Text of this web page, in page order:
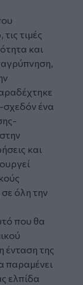
τιμές
και
-σχεδόν ένα
και
όλη την
που θα
ένταση της
παραμένει
ελπίδα